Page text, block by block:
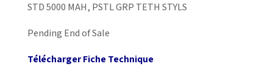
STD 5000 MAH, PSTL GRP TETH STYLS
Pending End of Sale
Télécharger Fiche Technique